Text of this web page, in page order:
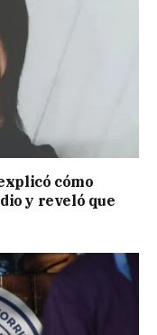
cómo
y reveló que